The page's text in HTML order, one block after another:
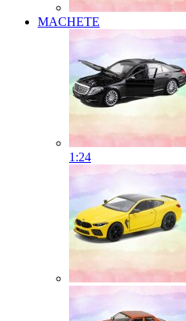
MACHETE
1:24